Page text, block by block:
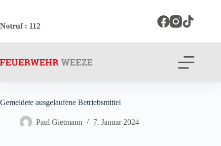
springen
Notruf: 112
Gemeldete ausgelaufene Betriebsmittel
Paul Gietmann 7. Januar 2024